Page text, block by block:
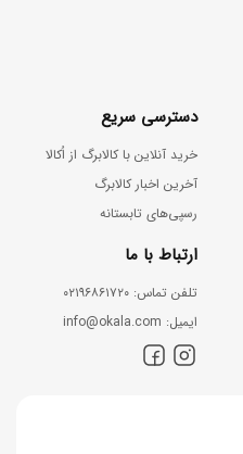
دسترسی سریع
خرید آنلاین با کالابرگ از اُکالا
آخرین اخبار کالابرگ
رسپی‌های تابستانه
ارتباط با ما
ﺗﻠﻔﻦ ﺗﻤﺎس: ۰۲۱۹۶۸۶۱۷۲۰
اﯾﻤﯿﻞ: info@okala.com